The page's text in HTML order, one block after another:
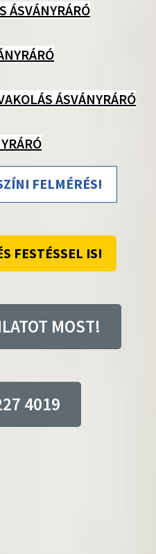
ÁSVÁNYRÁRÓ
ÁSVÁNYRÁRÓ
FELMÉRÉS!
FESTÉSSEL IS!
MOST!
4019